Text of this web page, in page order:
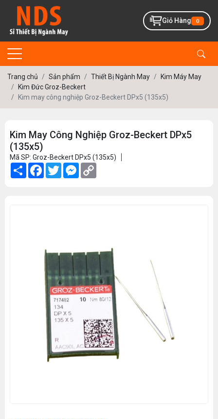
Giỏ Hàng 0
Trang chủ Sản phẩm Thiết Bị Ngành May
Kim Máy May
Kim Đức Groz-Beckert
Kim may công nghiệp Groz-Beckert DPx5 (135x5)
Kim May Công Nghiệp Groz-Beckert DPx5
(135x5)
Mã SP: Groz-Beckert DPx5 (135x5)
Share Facebook
TwitterMessenger